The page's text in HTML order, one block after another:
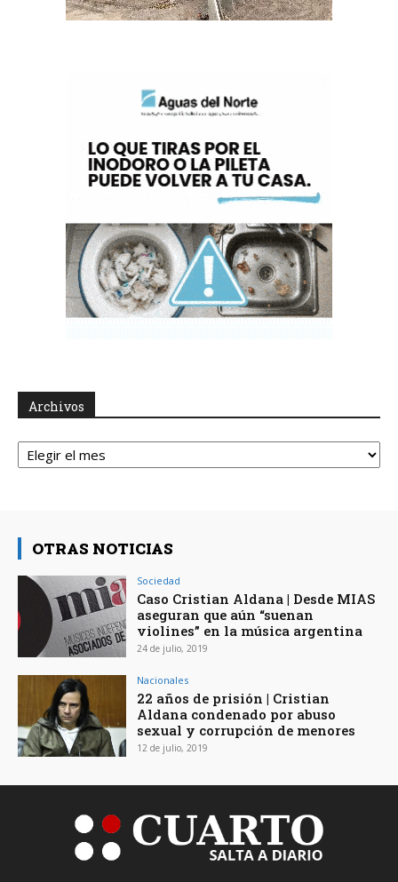
Archivos
Archivos
OTRAS NOTICIAS
Sociedad
Caso Cristian Aldana | Desde MIAS
aseguran que aún “suenan
violines” en la música argentina
24 de julio, 2019
Nacionales
22 años de prisión | Cristian
Aldana condenado por abuso
sexual y corrupción de menores
12 de julio, 2019